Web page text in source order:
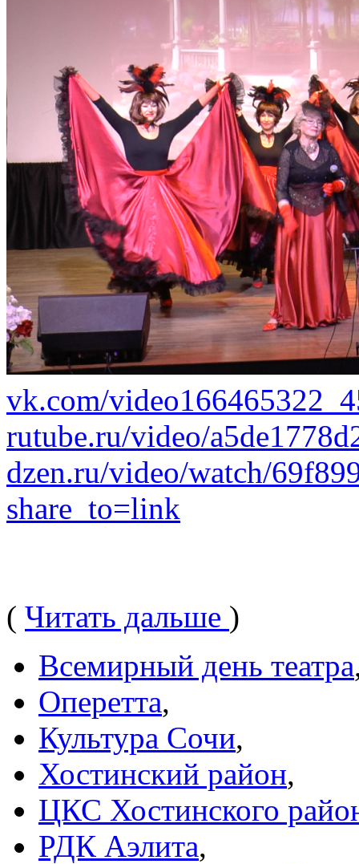
vk.com/
rutube.ru/video/
dzen.ru/video/watch/
share_to=link
( Читать дальше )
Всемирный день театра
Оперетта,
Культура Сочи,
Хостинский район,
ЦКС Хостинского
РДК Аэлита,